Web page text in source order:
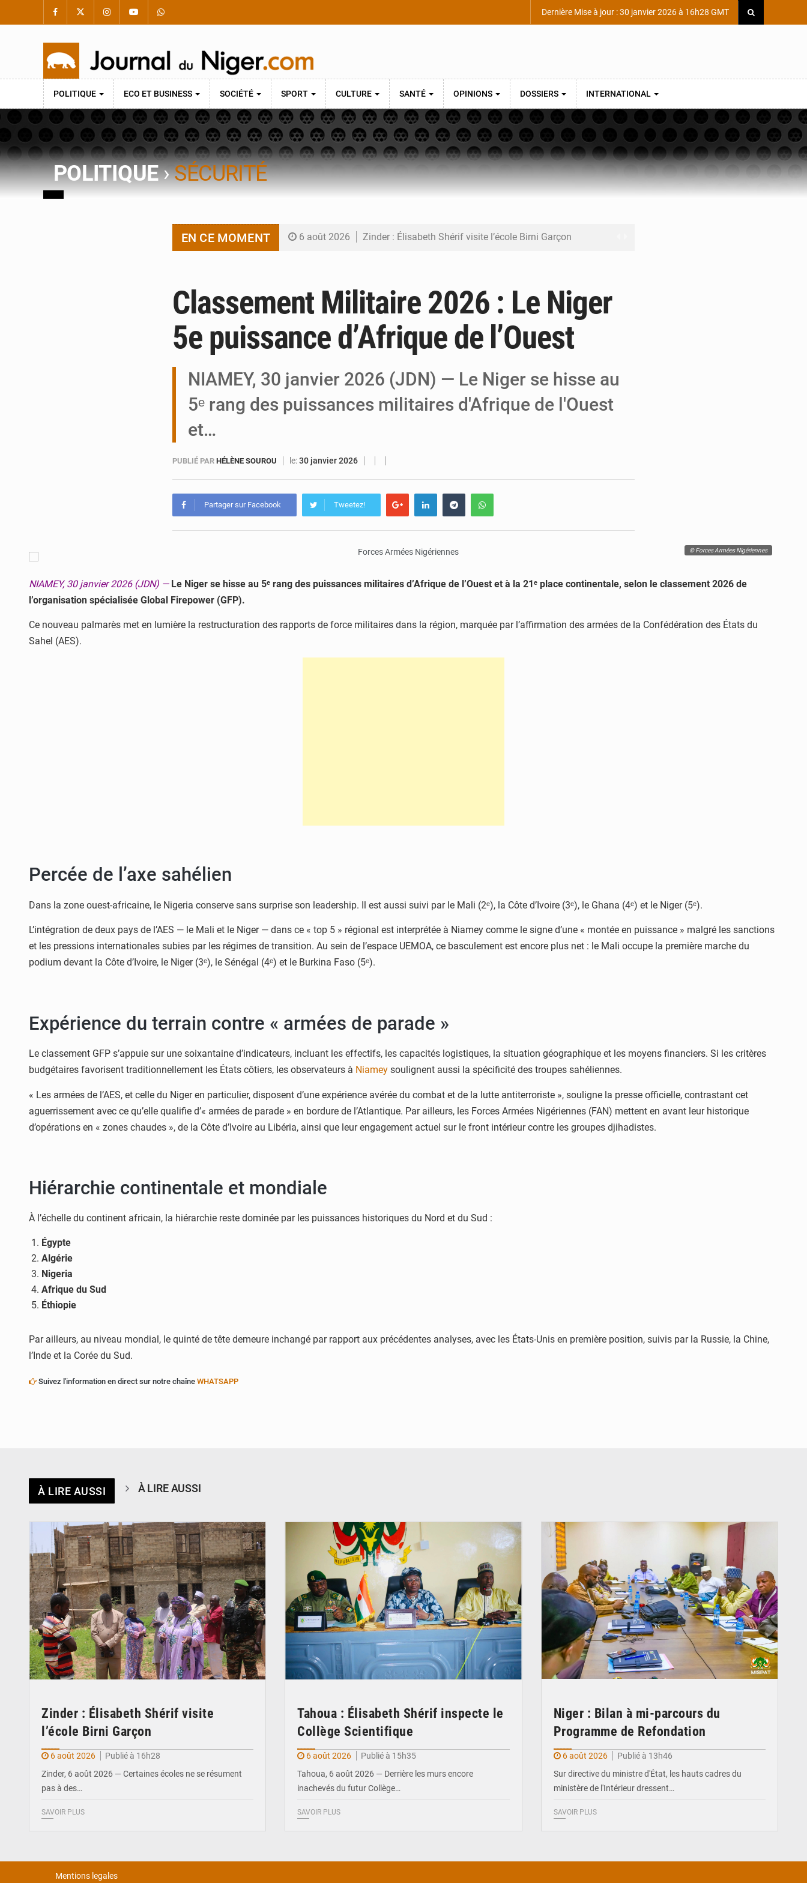
Dernière Mise à jour : 30 janvier 2026 à 16h28 GMT
POLITIQUE ECO ET BUSINESS SOCIÉTÉ SPORT CULTURE SANTÉ OPINIONS DOSSIERS INTERNATIONAL
POLITIQUE›SÉCURITÉ
EN CE MOMENT 6 août 2026 Zinder : Élisabeth Shérif visite l’école Birni Garçon
6 août 2026 Niger : Bilan à mi-parcours du Programme de Refondation
6 août 2026 Chasse aux gabegies à Niamey : 74 milliards de FCFA recouvrés par la COLDEFF
5 août 2026 Tibiri : le dialogue, nouveau terrain de jeu pour la paix
Classement Militaire 2026 : Le Niger
5e puissance d’Afrique de l’Ouest
NIAMEY, 30 janvier 2026 (JDN) — Le Niger se hisse au
5ᵉ rang des puissances militaires d'Afrique de l'Ouest
et…
PUBLIÉ PAR HÉLÈNE SOUROU le:30 janvier 2026
Partager sur Facebook Tweetez!
© Forces Armées Nigériennes
NIAMEY, 30 janvier 2026 (JDN) — Le Niger se hisse au 5ᵉ rang des puissances militaires d’Afrique de l’Ouest et à la 21ᵉ place continentale, selon le classement 2026 de
l’organisation spécialisée Global Firepower (GFP).
Ce nouveau palmarès met en lumière la restructuration des rapports de force militaires dans la région, marquée par l’affirmation des armées de la Confédération des États du
Sahel (AES).
Percée de l’axe sahélien
Dans la zone ouest-africaine, le Nigeria conserve sans surprise son leadership. Il est aussi suivi par le Mali (2ᵉ), la Côte d’Ivoire (3ᵉ), le Ghana (4ᵉ) et le Niger (5ᵉ).
L’intégration de deux pays de l’AES — le Mali et le Niger — dans ce « top 5 » régional est interprétée à Niamey comme le signe d’une « montée en puissance » malgré les sanctions
et les pressions internationales subies par les régimes de transition. Au sein de l’espace UEMOA, ce basculement est encore plus net : le Mali occupe la première marche du
podium devant la Côte d’Ivoire, le Niger (3ᵉ), le Sénégal (4ᵉ) et le Burkina Faso (5ᵉ).
Expérience du terrain contre « armées de parade »
Le classement GFP s’appuie sur une soixantaine d’indicateurs, incluant les effectifs, les capacités logistiques, la situation géographique et les moyens financiers. Si les critères
budgétaires favorisent traditionnellement les États côtiers, les observateurs à Niamey soulignent aussi la spécificité des troupes sahéliennes.
« Les armées de l’AES, et celle du Niger en particulier, disposent d’une expérience avérée du combat et de la lutte antiterroriste », souligne la presse officielle, contrastant cet
aguerrissement avec ce qu’elle qualifie d’« armées de parade » en bordure de l’Atlantique. Par ailleurs, les Forces Armées Nigériennes (FAN) mettent en avant leur historique
d’opérations en « zones chaudes », de la Côte d’Ivoire au Libéria, ainsi que leur engagement actuel sur le front intérieur contre les groupes djihadistes.
Hiérarchie continentale et mondiale
À l’échelle du continent africain, la hiérarchie reste dominée par les puissances historiques du Nord et du Sud :
Égypte
Algérie
Nigeria
Afrique du Sud
Éthiopie
Par ailleurs, au niveau mondial, le quinté de tête demeure inchangé par rapport aux précédentes analyses, avec les États-Unis en première position, suivis par la Russie, la Chine,
l’Inde et la Corée du Sud.
Suivez l'information en direct sur notre chaîne WHATSAPP
À LIRE AUSSI À LIRE AUSSI
Zinder : Élisabeth Shérif visite
l’école Birni Garçon
6 août 2026
Publié à 16h28
Zinder, 6 août 2026 — Certaines écoles ne se résument
pas à des…
SAVOIR PLUS
Tahoua : Élisabeth Shérif inspecte le
Collège Scientifique
6 août 2026
Publié à 15h35
Tahoua, 6 août 2026 — Derrière les murs encore
inachevés du futur Collège…
SAVOIR PLUS
Niger : Bilan à mi-parcours du
Programme de Refondation
6 août 2026
Publié à 13h46
Sur directive du ministre d'État, les hauts cadres du
ministère de l'Intérieur dressent…
SAVOIR PLUS
Mentions legales